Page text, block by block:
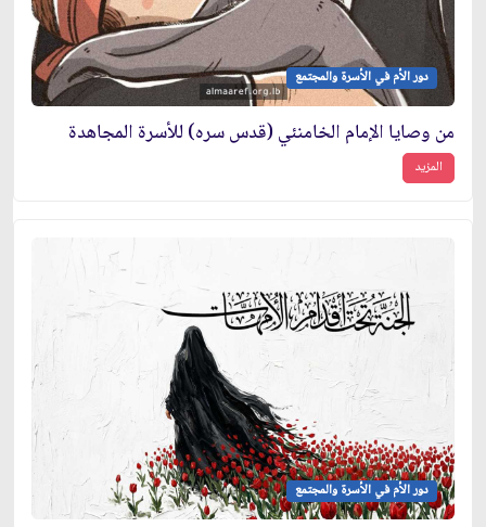
دور الأم في الأسرة والمجتمع
من وصايا الإمام الخامنئي (قدس سره) للأسرة المجاهدة
المزيد
دور الأم في الأسرة والمجتمع